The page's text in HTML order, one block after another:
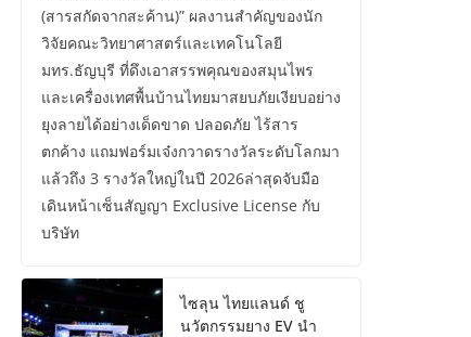
(สารสกัดจากสะค้าน)” ผลงานสำคัญของนัก
วิจัยคณะวิทยาศาสตร์และเทคโนโลยี
มทร.ธัญบุรี ที่ดึงเอาสรรพคุณของสมุนไพร
และเครื่องเทศพื้นบ้านไทยมาสยบภัยเงียบอย่าง
ยุงลายได้อย่างเด็ดขาด ปลอดภัย ไร้สาร
ตกค้าง แถมฟอร์มเจ๋งกวาดรางวัลระดับโลกมา
แล้วถึง 3 รางวัลใหญ่ในปี 2026ล่าสุดจับมือ
เดินหน้าเซ็นสัญญา Exclusive License กับ
บริษัท
ไซลุน ไทยแลนด์ ชู
นวัตกรรมยาง EV นำ